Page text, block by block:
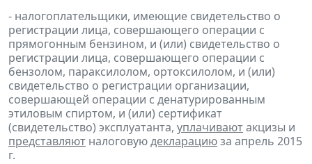
- налогоплательщики, имеющие свидетельство о
регистрации лица, совершающего операции с
прямогонным бензином, и (или) свидетельство о
регистрации лица, совершающего операции с
бензолом, параксилолом, ортоксилолом, и (или)
свидетельство о регистрации организации,
совершающей операции с денатурированным
этиловым спиртом, и (или) сертификат
(свидетельство) эксплуатанта, уплачиваютакцизы и
представляют налоговуюдекларациюза апрель 2015
г.